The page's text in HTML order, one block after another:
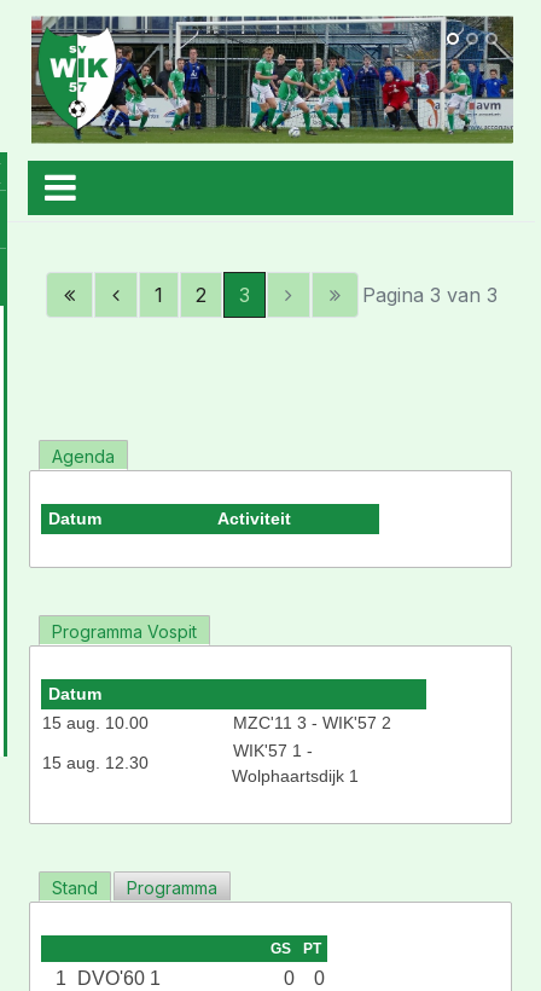
1 2 3 Pagina 3 van 3
Agenda
Datum Activiteit
Programma Vospit
Datum
15 aug. 10.00
MZC'11 3 - WIK'57 2
15 aug. 12.30
WIK'57 1 -
Wolphaartsdijk 1
Stand Programma
GS PT
1 DVO'60 1 0
0